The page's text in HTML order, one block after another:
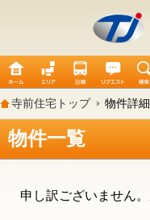
寺前住宅トップ 物件詳細
物件一覧
申し訳ございません